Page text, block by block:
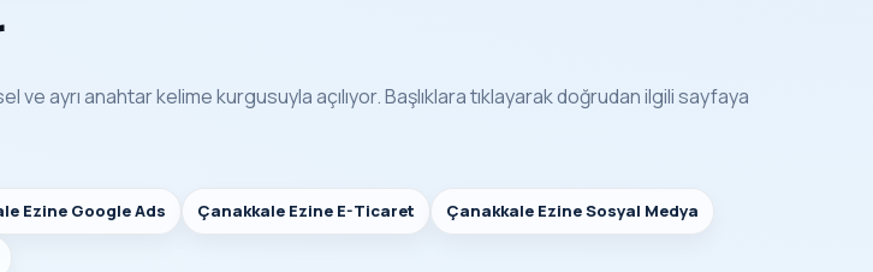
ve ayrı anahtar kelime kurgusuyla açılıyor. Başlıklara tıklayarak doğrudan ilgili sayfaya
Ezine Google Ads Çanakkale Ezine E-Ticaret Çanakkale Ezine Sosyal Medya